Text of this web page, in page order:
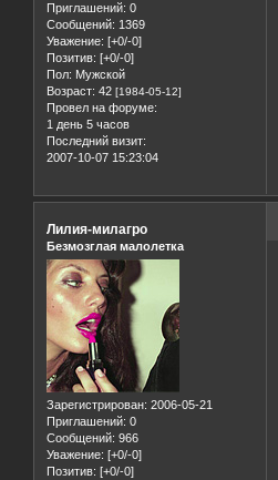
Приглашений: 0
Сообщений: 1369
Уважение: [+0/-0]
Позитив: [+0/-0]
Пол: Мужской
Возраст: 42 [1984-05-12]
Провел на форуме:
1 день 5 часов
Последний визит:
2007-10-07 15:23:04
Лилия-милагро
Безмозглая малолетка
Зарегистрирован: 2006-05-21
Приглашений: 0
Сообщений: 966
Уважение: [+0/-0]
Позитив: [+0/-0]